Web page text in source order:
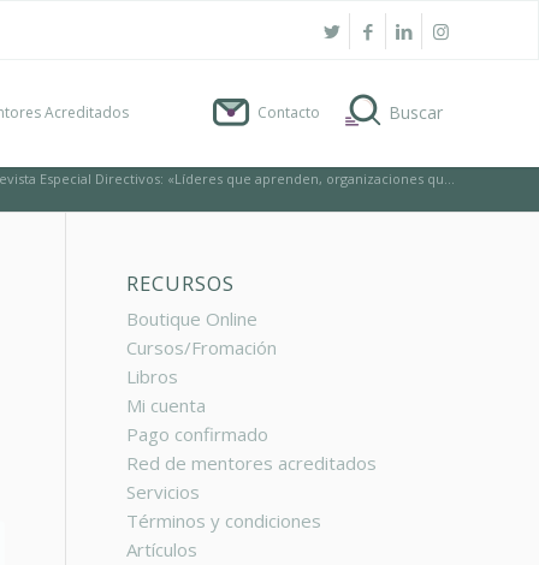
Acreditados Contacto
Especial Directivos: «Líderes que aprenden, organizaciones qu...
RECURSOS
Boutique Online
Cursos/Fromación
Libros
Mi cuenta
Pago confirmado
Red de mentores acreditados
Servicios
Términos y condiciones
Artículos